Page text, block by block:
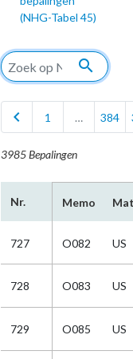
(NHG-Tabel 45)
search
chevron_left 1 … 384
3985 Bepalingen
Nr. Memo
727 O082 US
728 O083 US
729 O085 US